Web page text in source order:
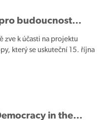
budoucnost…
zve k účasti na projektu
který se uskuteční 15. října
in the…